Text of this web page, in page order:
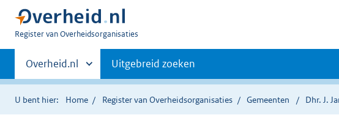
U
Register van Overheidsorganisaties
Primaire
navigatie
Andere
sites
binnen
Overheid.nl Uitgebreid zoeken
U bent hier: Home Register van Overheidsorganisaties Gemeenten Dhr. J.